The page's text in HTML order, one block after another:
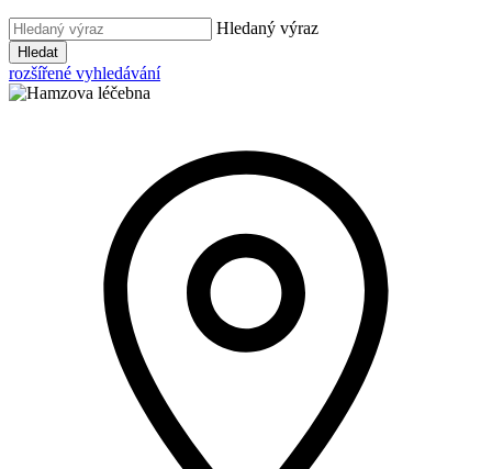
Hledaný výraz
Hledat
rozšířené vyhledávání